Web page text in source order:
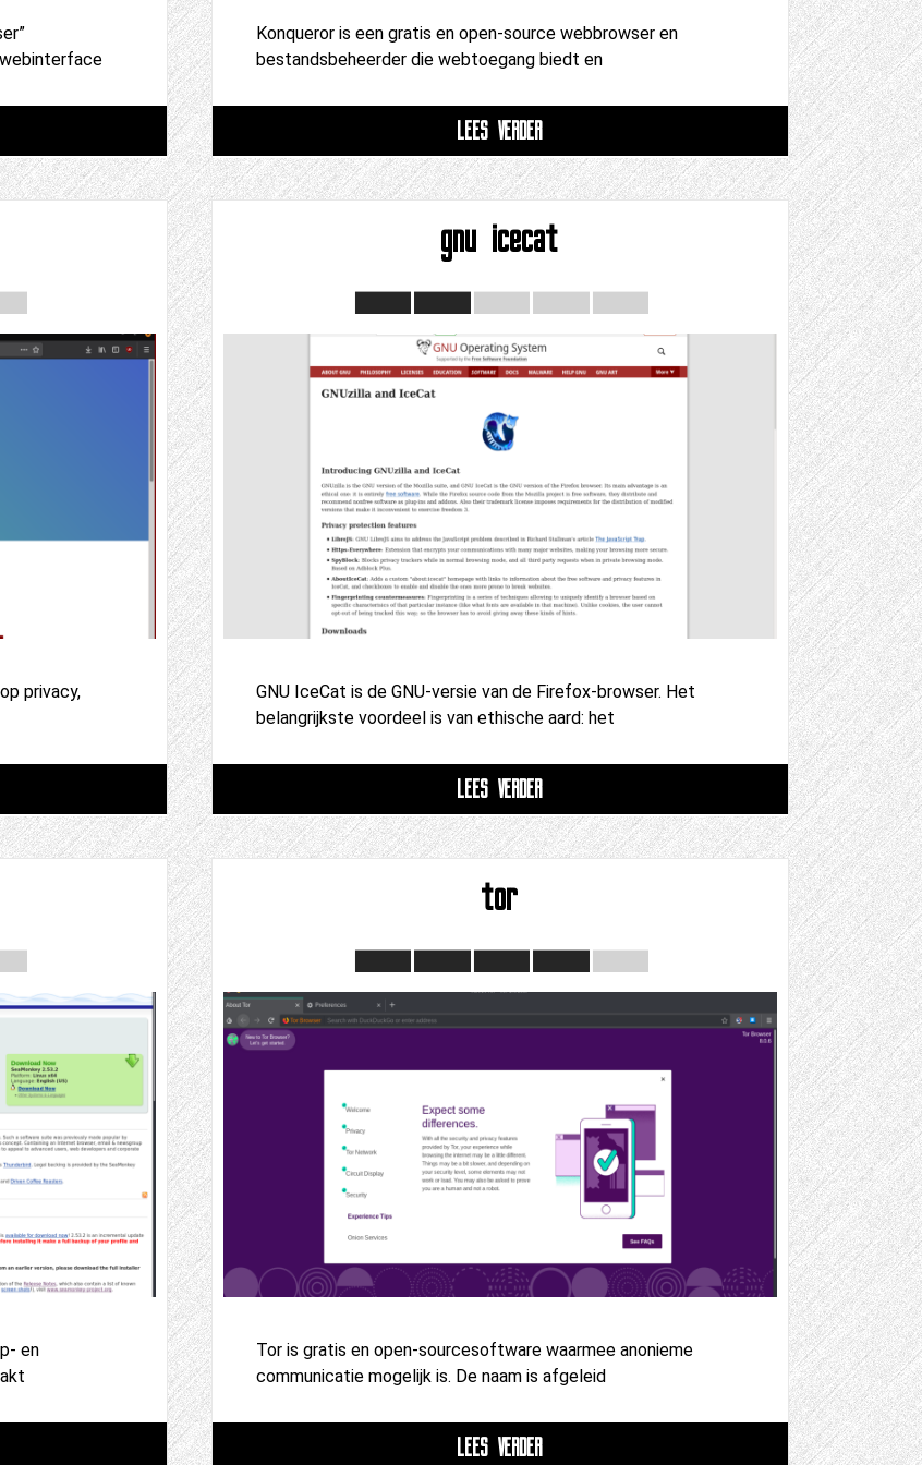
Konqueror is een gratis en open-source webbrowser en
bestandsbeheerder die webtoegang biedt en
LEES VERDER
privacy,
gnu icecat
GNU IceCat is de GNU-versie van de Firefox-browser. Het
belangrijkste voordeel is van ethische aard: het
LEES VERDER
en
tor
Tor is gratis en open-sourcesoftware waarmee anonieme
communicatie mogelijk is. De naam is afgeleid
LEES VERDER